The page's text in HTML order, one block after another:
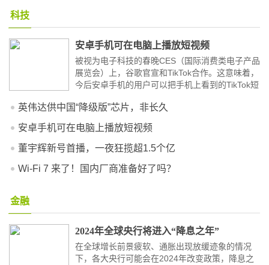
科技
安卓手机可在电脑上播放短视频
被视为电子科技的春晚CES（国际消费类电子产品
展览会）上，谷歌官宣和TikTok合作。这意味着，
今后安卓手机的用户可以把手机上看到的TikTok短
英伟达供中国“降级版”芯片，非长久
安卓手机可在电脑上播放短视频
董宇辉新号首播，一夜狂揽超1.5个亿
Wi-Fi 7 来了！国内厂商准备好了吗？
金融
2024年全球央行将进入“降息之年”
在全球增长前景疲软、通胀出现放缓迹象的情况
下，各大央行可能会在2024年改变政策，降息之